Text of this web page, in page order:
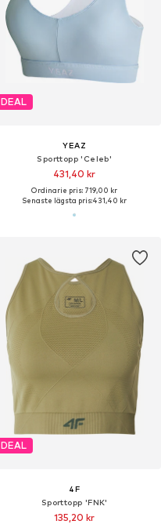
DEAL
YEAZ
Sporttopp 'Celeb'
431,40 kr
Ordinarie pris: 719,00 kr
Senaste lägsta pris:431,40 kr
DEAL
4F
Sporttopp 'FNK'
135,20 kr